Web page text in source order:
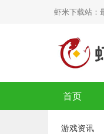
虾米下载站：
首页
游戏资讯